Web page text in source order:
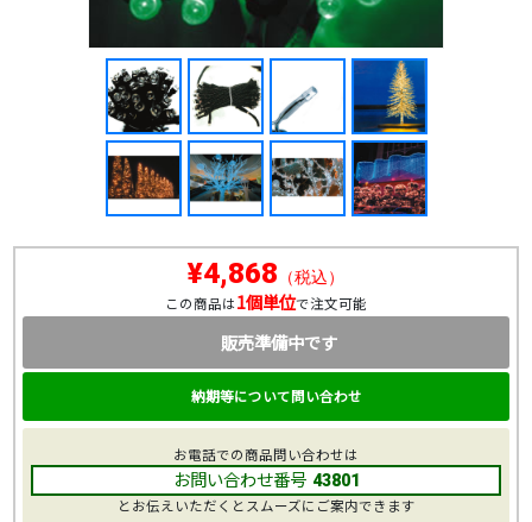
¥4,868 （税込）
この商品は1個単位で注文可能
販売準備中です
納期等について問い合わせ
お電話での商品問い合わせは
お問い合わせ番号 43801
とお伝えいただくとスムーズにご案内できます